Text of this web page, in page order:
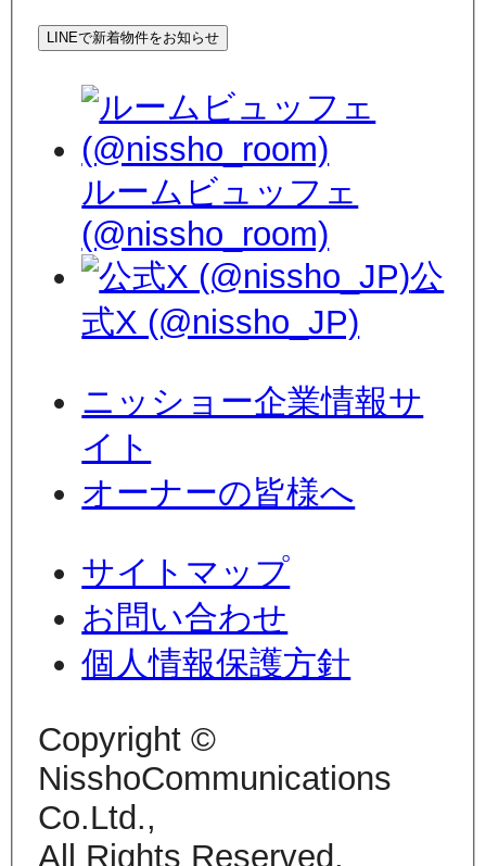
LINEで新着物件をお知らせ
ルームビュッフェ
(@nissho_room)
公
式X (@nissho_JP)
ニッショー企業情報サ
イト
オーナーの皆様へ
サイトマップ
お問い合わせ
個人情報保護方針
Copyright ©
NisshoCommunications
Co.Ltd.,
All Rights Reserved.